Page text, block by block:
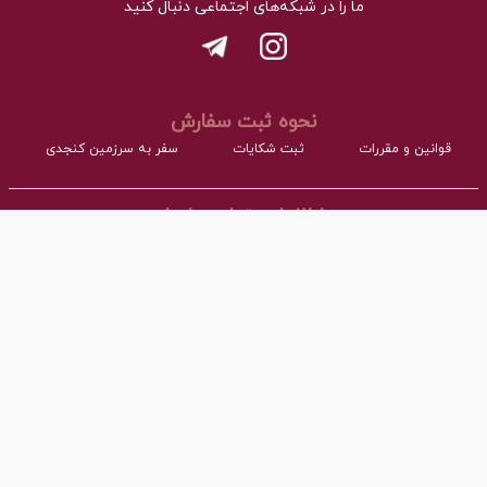
ما را در شبکه‌های اجتماعی دنبال کنید
نحوه ثبت سفارش
قوانین و مقررات ثبت شکایات سفر به سرزمین کنجدی
اطلاعات تماس با ما